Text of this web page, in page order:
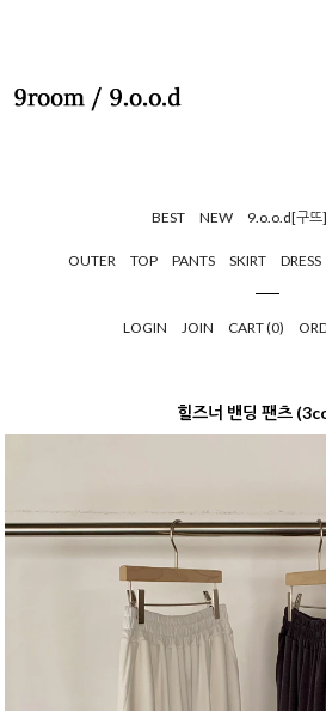
BEST NEW 9.o.o.d[구뜨]
OUTER TOP PANTS SKIRT DRESS
LOGIN JOIN CART (0)
힐즈너 밴딩 팬츠